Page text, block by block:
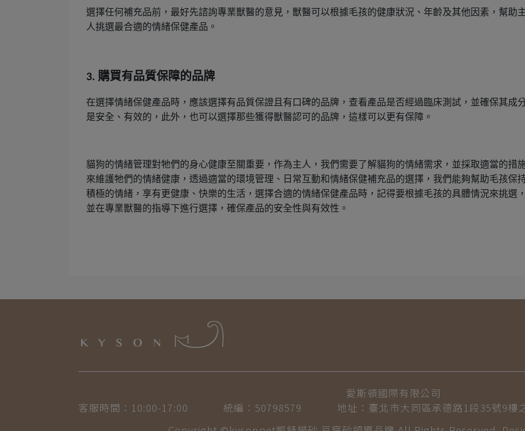
選擇任何補充品前，最好先諮詢專業獸醫的意見，獸醫可以根據毛孩的健康狀況、年齡及其他因素，幫助
人挑選最合適的情緒保健產品。
3. 購買有品質保障的品牌
在選擇情緒保健產品時，應該選擇有品質保證且有口碑的品牌，查看產品是否經過臨床測試，並確保其成
是安全、有效的，此外，也可以選擇那些獲得獸醫認可的品牌，這樣可以更有保障。
貓狗的情緒管理對牠們的身心健康至關重要，作為主人，我們需要了解貓狗的情緒需求，並採取適當的措
來維護牠們的情緒健康，透過適當的環境管理、日常互動和情緒保健補充品的選擇，我們能夠幫助毛孩保
積極的情緒，享有更健康、快樂的生活，選擇合適的情緒保健產品時，記得要根據毛孩的具體情況來挑選
並在專業獸醫的指導下進行選擇，確保產品的安全性與有效性。
愛斯頓國際有限公司
客服時間：10:00-17:00
統編：50798579
地址：臺北市大同區承德路1段35號9樓